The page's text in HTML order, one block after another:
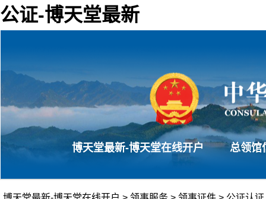
公证-博天堂最新
博天堂最新-博天堂在线开户 总领馆